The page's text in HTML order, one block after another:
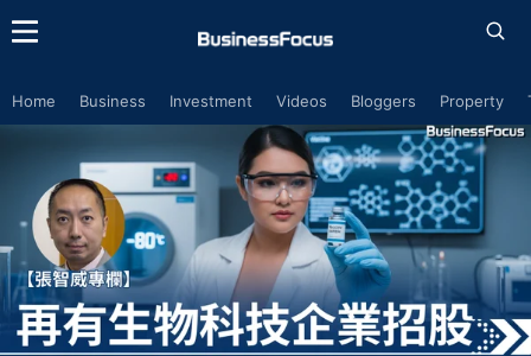
Home Business Investment Videos Bloggers Property